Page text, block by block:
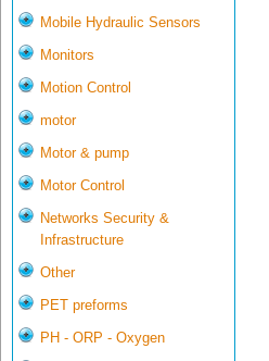
Mobile Hydraulic Sensors
Monitors
Motion Control
motor
Motor & pump
Motor Control
Networks Security &
Infrastructure
Other
PET preforms
PH - ORP - Oxygen